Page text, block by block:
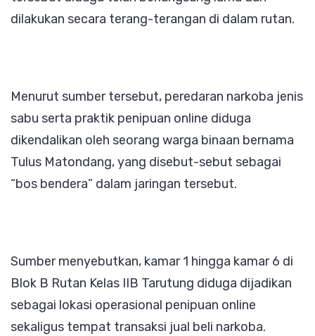
dilakukan secara terang-terangan di dalam rutan.
Menurut sumber tersebut, peredaran narkoba jenis
sabu serta praktik penipuan online diduga
dikendalikan oleh seorang warga binaan bernama
Tulus Matondang, yang disebut-sebut sebagai
“bos bendera” dalam jaringan tersebut.
Sumber menyebutkan, kamar 1 hingga kamar 6 di
Blok B Rutan Kelas IIB Tarutung diduga dijadikan
sebagai lokasi operasional penipuan online
sekaligus tempat transaksi jual beli narkoba.